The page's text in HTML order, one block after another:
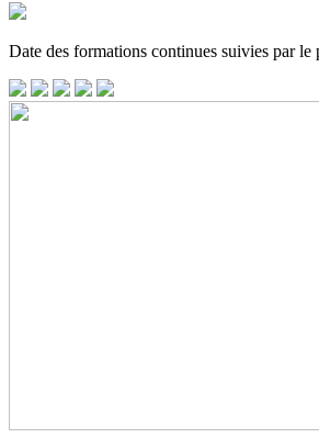
Date des formations continues suivies par le